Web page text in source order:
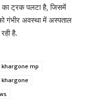
का ट्रक पलटा है, जिसमें
गंभीर अवस्था में अस्पताल
है.
khargone mp
khargone